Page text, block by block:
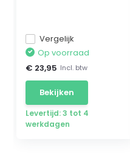
Vergelijk
Op voorraad
€ 23,95 Incl. btw
Bekijken
Levertijd: 3 tot 4
werkdagen